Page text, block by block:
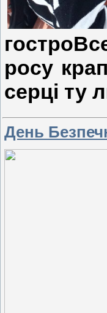
росу
серці ту
День